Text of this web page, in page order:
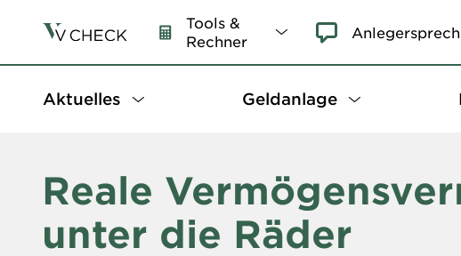
Tools &
Rechner
Aktuelles Geldanlage
Reale
unter die Räder